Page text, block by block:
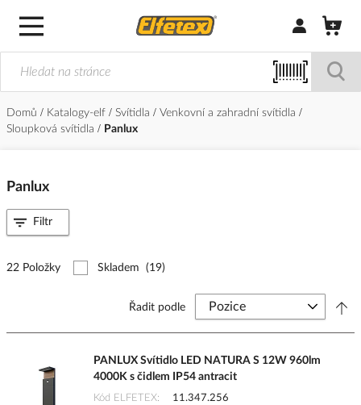
Přihlásit/
Domů Katalogy-elf Svítidla
Venkovní a zahradní svítidla
Sloupková svítidla
Panlux
Panlux
22 Položky Skladem (19)
Řadit podle
PANLUX Svítidlo LED NATURA S 12W 960lm
4000K s čidlem IP54 antracit
Kód ELFETEX
11.347.256
Filtr